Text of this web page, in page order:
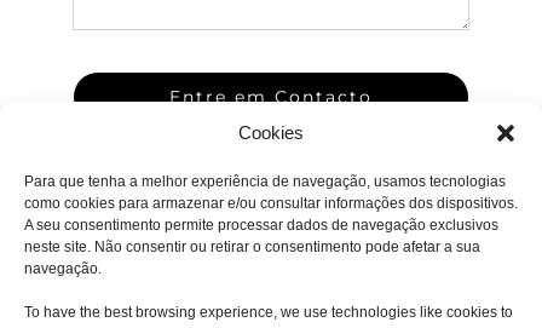
Cookies
Para que tenha a melhor experiência de navegação, usamos tecnologias
como cookies para armazenar e/ou consultar informações dos dispositivos.
A seu consentimento permite processar dados de navegação exclusivos
neste site. Não consentir ou retirar o consentimento pode afetar a sua
navegação.
To have the best browsing experience, we use technologies like cookies to
Entre em Contacto